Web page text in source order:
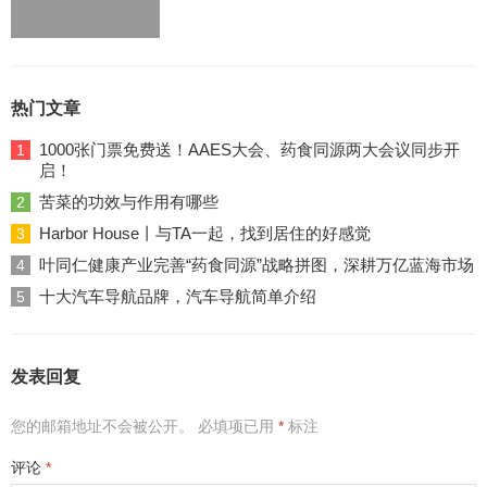
热门文章
1
1000张门票免费送！AAES大会、药食同源两大会议同步开
启！
2 苦菜的功效与作用有哪些
3 Harbor House丨与TA一起，找到居住的好感觉
4 叶同仁健康产业完善“药食同源”战略拼图，深耕万亿蓝海市场
5 十大汽车导航品牌，汽车导航简单介绍
发表回复
您的邮箱地址不会被公开。 必填项已用 * 标注
评论 *